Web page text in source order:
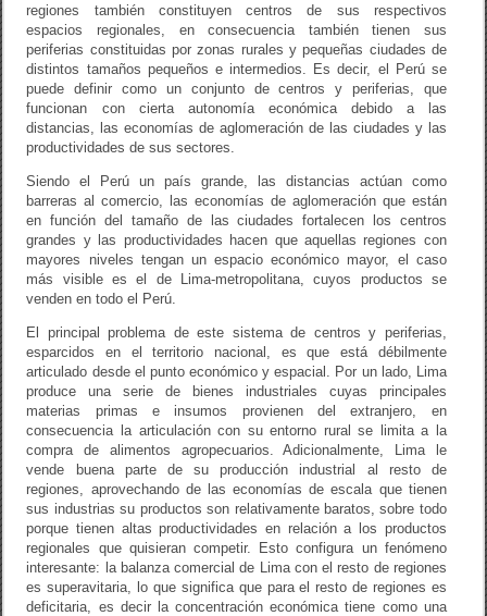
regiones también constituyen centros de sus respectivos
espacios regionales, en consecuencia también tienen sus
periferias constituidas por zonas rurales y pequeñas ciudades de
distintos tamaños pequeños e intermedios. Es decir, el Perú se
puede definir como un conjunto de centros y periferias, que
funcionan con cierta autonomía económica debido a las
distancias, las economías de aglomeración de las ciudades y las
productividades de sus sectores.
Siendo el Perú un país grande, las distancias actúan como
barreras al comercio, las economías de aglomeración que están
en función del tamaño de las ciudades fortalecen los centros
grandes y las productividades hacen que aquellas regiones con
mayores niveles tengan un espacio económico mayor, el caso
más visible es el de Lima-metropolitana, cuyos productos se
venden en todo el Perú.
El principal problema de este sistema de centros y periferias,
esparcidos en el territorio nacional, es que está débilmente
articulado desde el punto económico y espacial. Por un lado, Lima
produce una serie de bienes industriales cuyas principales
materias primas e insumos provienen del extranjero, en
consecuencia la articulación con su entorno rural se limita a la
compra de alimentos agropecuarios. Adicionalmente, Lima le
vende buena parte de su producción industrial al resto de
regiones, aprovechando de las economías de escala que tienen
sus industrias su productos son relativamente baratos, sobre todo
porque tienen altas productividades en relación a los productos
regionales que quisieran competir. Esto configura un fenómeno
interesante: la balanza comercial de Lima con el resto de regiones
es superavitaria, lo que significa que para el resto de regiones es
deficitaria, es decir la concentración económica tiene como una